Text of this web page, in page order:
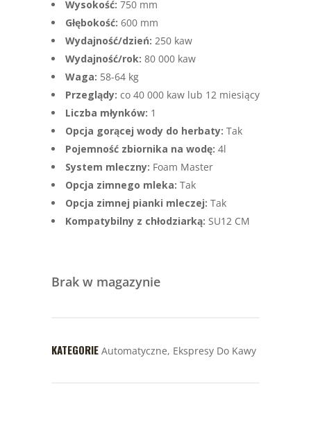
Wysokość: 750 mm
Głębokość: 600 mm
Wydajność/dzień: 250 kaw
Wydajność/rok: 80 000 kaw
Waga: 58-64 kg
Przeglądy: co 40 000 kaw lub 12 miesiący
Liczba młynków: 1
Opcja gorącej wody do herbaty: Tak
Pojemność zbiornika na wodę: 4l
System mleczny: Foam Master
Opcja zimnego mleka: Tak
Opcja zimnej pianki mleczej: Tak
Kompatybilny z chłodziarką: SU12 CM
Brak w magazynie
KATEGORIE Automatyczne, Ekspresy Do Kawy